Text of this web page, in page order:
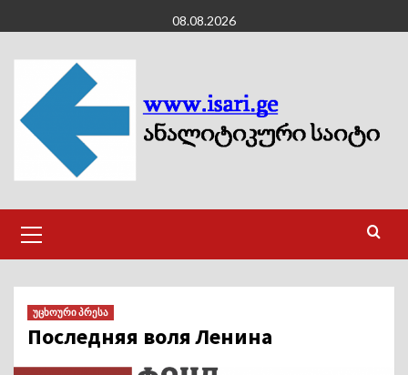
to
content
08.08.2026
Menu
უცხოური პრესა
Последняя воля Ленина